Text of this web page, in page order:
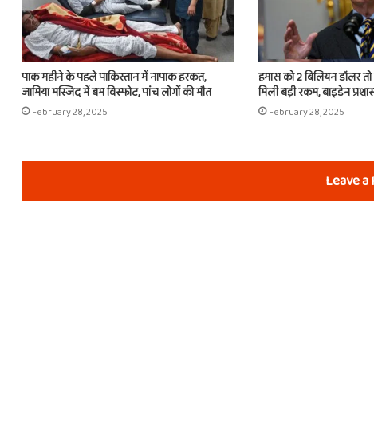
पाक महीने के पहले पाकिस्तान में नापाक हरकत,
जामिया मस्जिद में बम विस्फोट, पांच लोगों की मौत
February 28, 2025
हमास को 2 बिलियन डॉलर
मिली बड़ी रकम, बाइडेन
February 28, 2025
Leave a